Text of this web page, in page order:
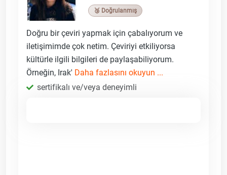
🥉 Doğrulanmış
Doğru bir çeviri yapmak için çabalıyorum ve
iletişimimde çok netim. Çeviriyi etkiliyorsa
kültürle ilgili bilgileri de paylaşabiliyorum.
Örneğin, Irak' Daha fazlasını okuyun ...
sertifikalı ve/veya deneyimli